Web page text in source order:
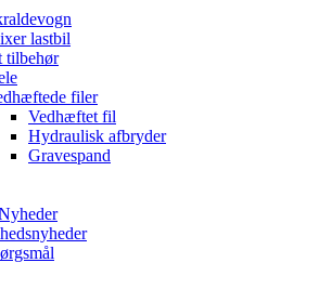
lastbil
tilbehør
filer
Vedhæftet fil
Hydraulisk afbryder
Gravespand